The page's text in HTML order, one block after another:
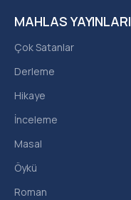
MAHLAS YAYINLARI
Çok Satanlar
Derleme
Hikaye
İnceleme
Masal
Öykü
Roman